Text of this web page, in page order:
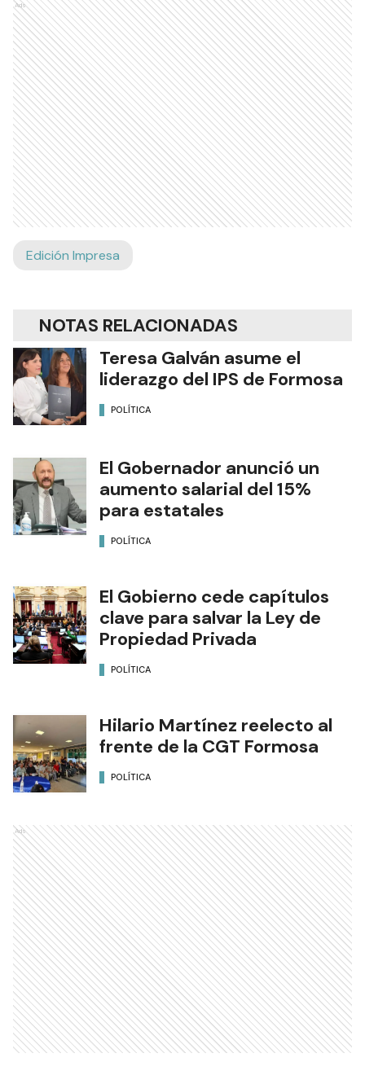
Ads
Edición Impresa
NOTAS RELACIONADAS
Teresa Galván asume el
liderazgo del IPS de Formosa
POLÍTICA
El Gobernador anunció un
aumento salarial del 15%
para estatales
POLÍTICA
El Gobierno cede capítulos
clave para salvar la Ley de
Propiedad Privada
POLÍTICA
Hilario Martínez reelecto al
frente de la CGT Formosa
POLÍTICA
Ads